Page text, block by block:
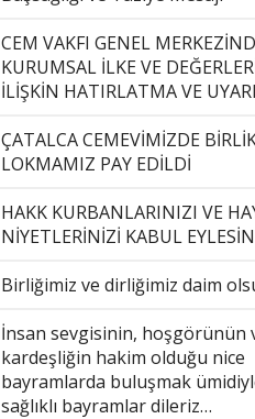
CEM VAKFI GENEL
KURUMSAL İLKE VE
İLİŞKİN HATIRLATMA VE UYARI
ÇATALCA CEMEVİMİZDE
LOKMAMIZ PAY EDİLDİ
HAKK KURBANLARINIZI VE
NİYETLERİNİZİ KABUL EYLESİN
Birliğimiz ve dirliğimiz daim
İnsan sevgisinin, hoşgörünün
kardeşliğin hakim olduğu nice
bayramlarda buluşmak
sağlıklı bayramlar dileriz…